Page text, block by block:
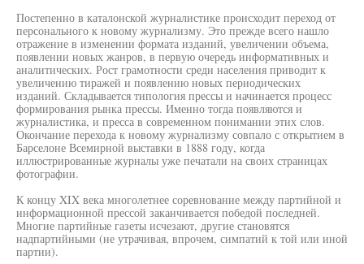
Постепенно в каталонской журналистике происходит переход от
персонального к новому журнализму. Это прежде всего нашло
отражение в изменении формата изданий, увеличении объема,
появлении новых жанров, в первую очередь информативных и
аналитических. Рост грамотности среди населения приводит к
увеличению тиражей и появлению новых периодических
изданий. Складывается типология прессы и начинается процесс
формирования рынка прессы. Именно тогда появляются и
журналистика, и пресса в современном понимании этих слов.
Окончание перехода к новому журнализму совпало с открытием в
Барселоне Всемирной выставки в 1888 году, когда
иллюстрированные журналы уже печатали на своих страницах
фотографии.
К концу XIX века многолетнее соревнование между партийной и
информационной прессой заканчивается победой последней.
Многие партийные газеты исчезают, другие становятся
надпартийными (не утрачивая, впрочем, симпатий к той или иной
партии).